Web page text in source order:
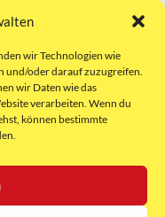
wir Technologien wie
und/oder darauf zuzugreifen.
wir Daten wie das
verarbeiten. Wenn du
können bestimmte